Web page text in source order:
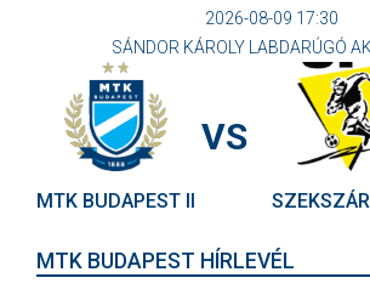
2026-08-09 17:30
SÁNDOR KÁROLY LABDARÚGÓ
MTK BUDAPEST II
VS
MTK BUDAPEST HÍRLEVÉL